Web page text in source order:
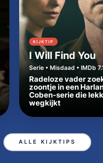
KIJKTIP
I Will Find You
Serie • Misdaad • IMDb
Radeloze vader
zoontje in een
Coben-serie die
wegkijkt
ALLE KIJKTIPS